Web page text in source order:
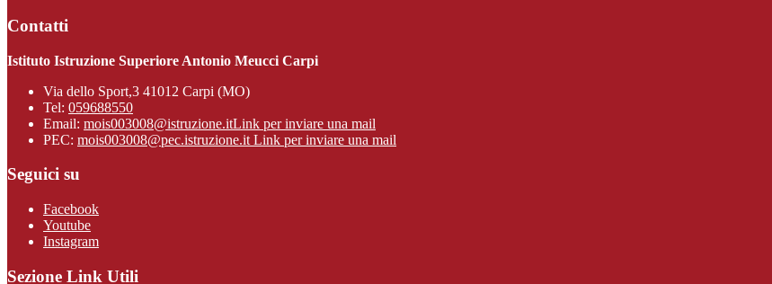
Contatti
Istituto Istruzione Superiore Antonio Meucci Carpi
Via dello Sport,3 41012 Carpi (MO)
Tel: 059688550
Email: mois003008@istruzione.itLink per inviare una mail
PEC: mois003008@pec.istruzione.it Link per inviare una mail
Seguici su
Facebook
Youtube
Instagram
Sezione Link Utili